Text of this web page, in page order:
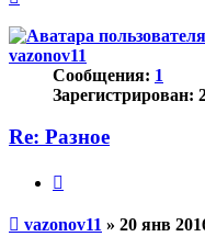
началу
vazonov11
Сообщения: 1
Зарегистрирован:
Re: Разное
Непрочитанное
vazonov11 » 20 янв